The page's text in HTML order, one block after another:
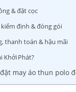
& đặt cọc
kiểm định & đóng gói
thanh toán & hậu mãi
Khởi Phát?
may áo thun polo